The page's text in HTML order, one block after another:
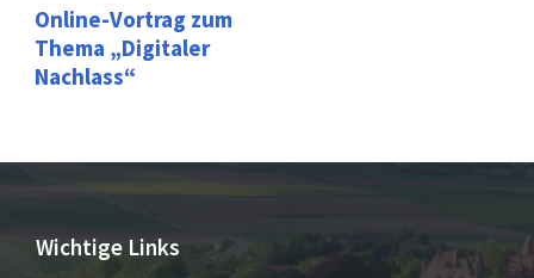
Online-Vortrag zum
Thema „Digitaler
Nachlass“
Wichtige Links